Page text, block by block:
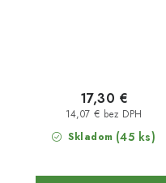
Skladom (45 ks)
14,07 € bez DPH
17,30 €